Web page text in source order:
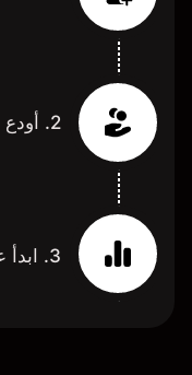
2. أودع الأموال بالشروط التي تناسبك
3. ابدأ عندما تكون مستعدًا